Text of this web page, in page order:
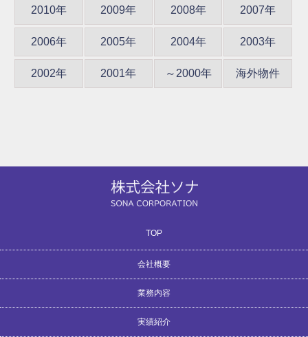
2010年 2009年 2008年 2007年
2006年 2005年 2004年 2003年
2002年 2001年 ～2000年 海外物件
TOP
会社概要
会社沿革
会社概要
交通アクセス
リクルート（社員募集中！）
サイトマップ
お問合せ
業務内容
建築音響（設計・施工・監理）
建築音響コンサルタント
音響測定
音響コンテンツ制作
スタジオ音響システム設計
実績紹介